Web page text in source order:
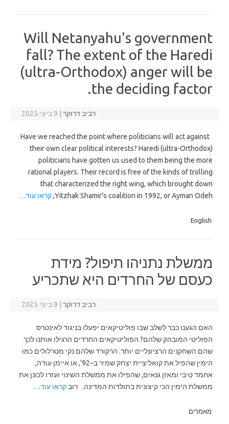
Will Netanyahu's government
fall? The extent of the Haredi
(ultra-Orthodox) anger will be
the deciding factor.
רביב דרוקר 9 ביוני 2025
Have we reached the point where politicians will act against
their own clear political interests? Haredi (ultra-Orthodox)
politicians have gotten us used to them being the more
rational players. Their record is free of the kinds of trolling
that characterized the right wing, which brought down
Yitzhak Shamir’s coalition in 1992, or Ayman Odeh, קראו עוד…
English
ממשלת נתניהו תיפול? מידת
כעסם של החרדים היא שתכריע
רביב דרוקר 9 ביוני 2025
האם הגענו כבר לשלב שבו פוליטיקאים יפעלו בניגוד לאינטרס
הפוליטי המובהק שלהם? הפוליטיקאים החרדים הרגילו אותנו לכך
שהם השחקנים הרציונליים יותר. הרקורד שלהם נקי מטרלולים כמו
הימין שהפיל את קואליציית יצחק שמיר ב–92', או איימן עודה,
אחמד טיבי ומאזן גנאים, שהפילו את ממשלת השינוי ועזרו לכונן את
ממשלת הימין הכי קיצונית בתולדות המדינה. רובקראו עוד…
מאמרים